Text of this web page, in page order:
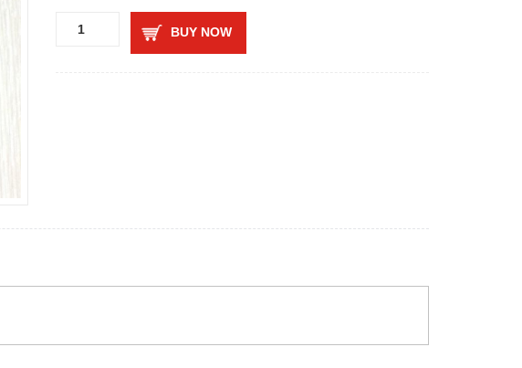
BUY NOW